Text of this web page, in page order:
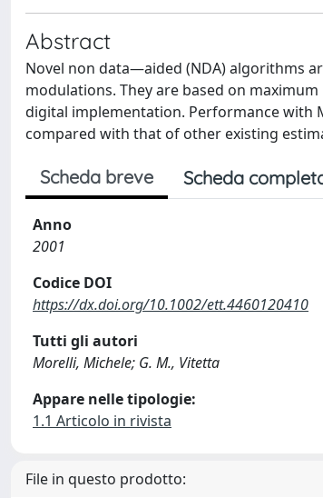
Abstract
Novel non data—aided (NDA) algorithms
modulations. They are based on
digital implementation. Performance with
compared with that of other existing
Scheda breve Scheda
Anno
2001
Codice DOI
https://dx.doi.org/10.1002/ett.4460120410
Tutti gli autori
Morelli, Michele; G. M., Vitetta
Appare nelle tipologie:
1.1 Articolo in rivista
File in questo prodotto: